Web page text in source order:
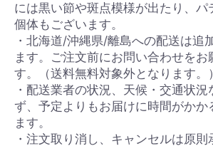
には黒い節や斑点模様が出たり、パ
個体もございます。
・北海道/沖縄県/離島への配送は追
ます。ご注文前にお問い合わせをお
す。（送料無料対象外となります。）
・配送業者の状況、天候・交通状
ず、予定よりもお届けに時間がかか
ます。
・注文取り消し、キャンセルは原